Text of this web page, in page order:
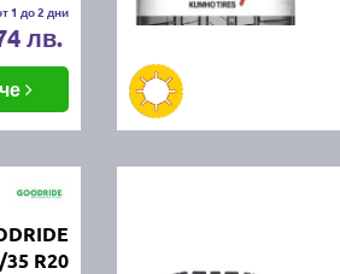
1 до 2 дни
лв.
35 R20